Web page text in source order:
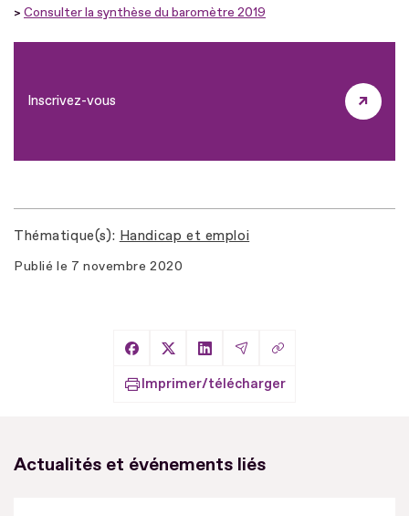
> Consulter la synthèse du baromètre 2019
Inscrivez-vous
Thématique(s) Handicap et emploi
Publié le 7 novembre 2020
Partager sur Facebook
Partager sur X
Partager sur LinkedIn
Partager par Email
Copier le lien
Imprimer/télécharger
Actualités et événements liés